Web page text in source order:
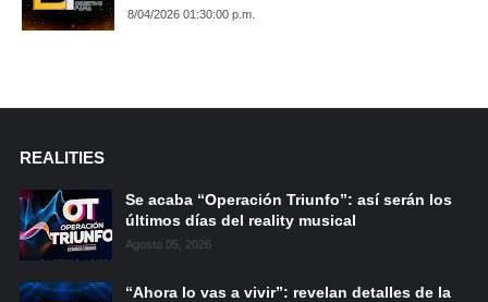
8/04/2026 01:30:00 p.m.
REALITIES
Se acaba “Operación Triunfo”: así serán los
últimos días del reality musical
Agosto 05, 2026
“Ahora lo vas a vivir”: revelan detalles de la